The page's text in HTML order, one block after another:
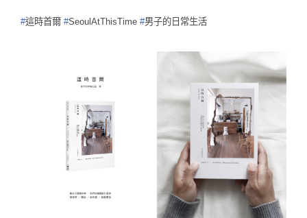
#這時首爾 #SeoulAtThisTime #男子的日常生活